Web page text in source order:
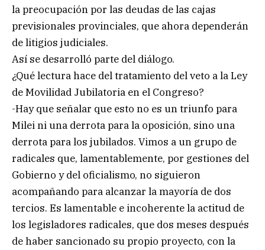
la preocupación por las deudas de las cajas
previsionales provinciales, que ahora dependerán
de litigios judiciales.
Así se desarrolló parte del diálogo.
¿Qué lectura hace del tratamiento del veto a la Ley
de Movilidad Jubilatoria en el Congreso?
-Hay que señalar que esto no es un triunfo para
Milei ni una derrota para la oposición, sino una
derrota para los jubilados. Vimos a un grupo de
radicales que, lamentablemente, por gestiones del
Gobierno y del oficialismo, no siguieron
acompañando para alcanzar la mayoría de dos
tercios. Es lamentable e incoherente la actitud de
los legisladores radicales, que dos meses después
de haber sancionado su propio proyecto, con la